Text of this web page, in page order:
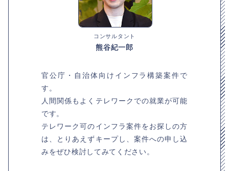
コンサルタント
熊谷紀一郎
官公庁・自治体向けインフラ構築案件で
す。
人間関係もよくテレワークでの就業が可能
です。
テレワーク可のインフラ案件をお探しの方
は、とりあえずキープし、案件への申し込
みをぜひ検討してみてください。